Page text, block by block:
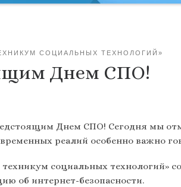
СОЦИАЛЬНЫХ ТЕХНОЛОГИЙ»
Днем СПО!
Днем СПО! Сегодня мы
реалий особенно важно
социальных технологий»
об интернет-безопасности.